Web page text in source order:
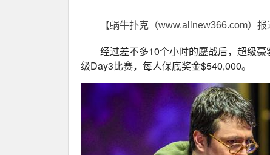
【蜗牛扑克（www.allnew366.com）报
经过差不多10个小时的鏖战后，超级
级Day3比赛，每人保底奖金$540,000。